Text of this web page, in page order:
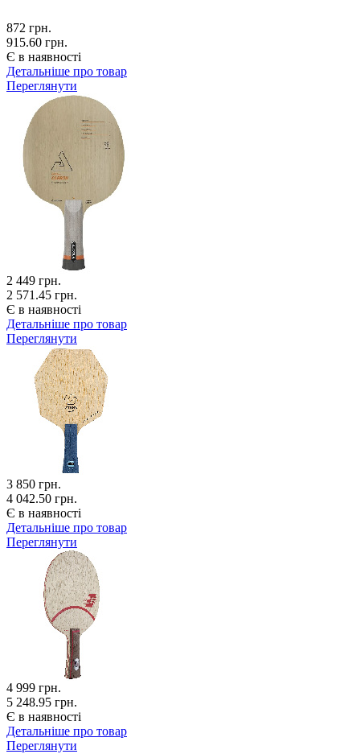
872 грн.
915.60 грн.
Є в наявності
Детальніше про товар
Переглянути
2 449 грн.
2 571.45 грн.
Є в наявності
Детальніше про товар
Переглянути
3 850 грн.
4 042.50 грн.
Є в наявності
Детальніше про товар
Переглянути
4 999 грн.
5 248.95 грн.
Є в наявності
Детальніше про товар
Переглянути